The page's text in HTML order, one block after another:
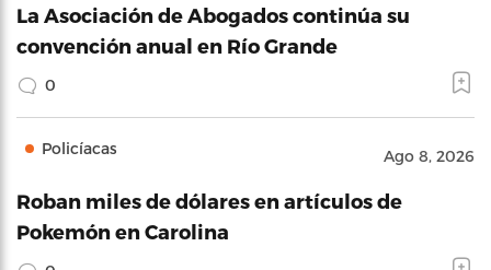
La Asociación de Abogados continúa su
convención anual en Río Grande
0
Policíacas Ago 8, 2026
Roban miles de dólares en artículos de
Pokemón en Carolina